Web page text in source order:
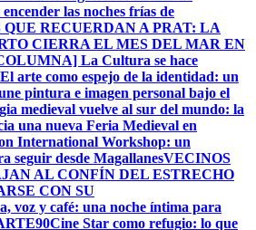
las noches frías de
QUE RECUERDAN A PRAT: LA
CIERRA EL MES DEL MAR EN
La Cultura se hace
El arte como espejo de la identidad: un
pintura e imagen personal bajo el
medieval vuelve al sur del mundo: la
una nueva Feria Medieval en
International Workshop: un
seguir desde MagallanesVECINOS
AL CONFÍN DEL ESTRECHO
CON SU
voz y café: una noche íntima para
Cine Star como refugio: lo que